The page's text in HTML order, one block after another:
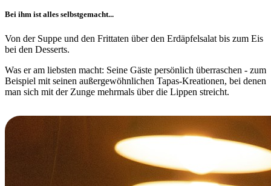
Bei ihm ist alles selbstgemacht...
Von der Suppe und den Frittaten über den Erdäpfelsalat bis zum Eis
bei den Desserts.
Was er am liebsten macht: Seine Gäste persönlich überraschen - zum
Beispiel mit seinen außergewöhnlichen Tapas-Kreationen, bei denen
man sich mit der Zunge mehrmals über die Lippen streicht.